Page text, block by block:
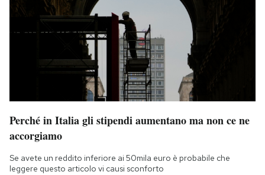
Perché in Italia gli stipendi aumentano ma non ce ne
accorgiamo
Se avete un reddito inferiore ai 50mila euro è probabile che
leggere questo articolo vi causi sconforto